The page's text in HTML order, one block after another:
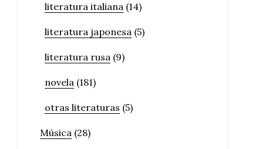
literatura italiana (14)
literatura japonesa (5)
literatura rusa (9)
novela (181)
otras literaturas (5)
Música (28)